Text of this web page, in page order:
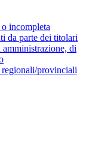
incompleta
da parte dei titolari
di
provinciali